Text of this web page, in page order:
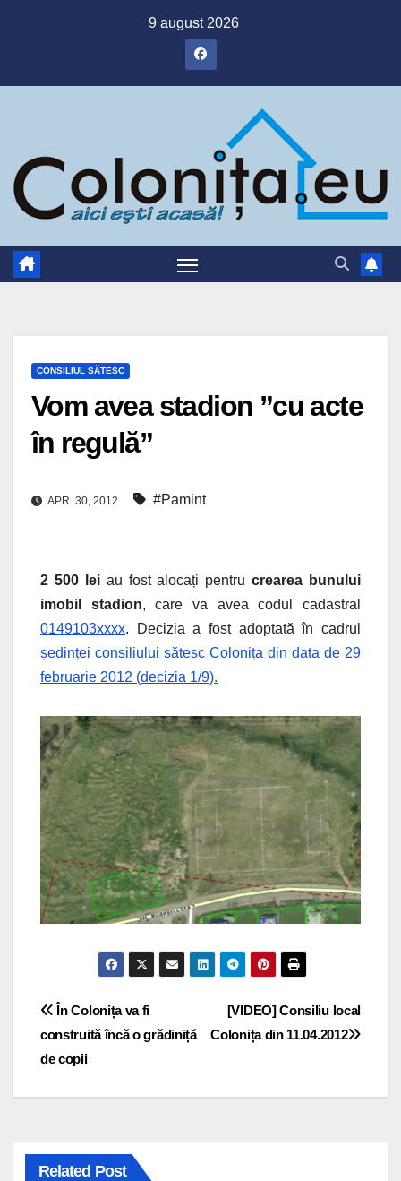
9 august 2026
CONSILIUL SĂTESC
Vom avea stadion ”cu acte
în regulă”
APR. 30, 2012 #Pamint
2 500 leiau fost alocați pentrucrearea bunului
imobil stadion, care va avea codul cadastral
0149103xxxx. Decizia a fost adoptată în cadrul
ședinței consiliului sătesc Colonița din data de 29
februarie 2012 (decizia 1/9).
Navigare
în
articole
[VIDEO] Consiliu local
Colonița din 11.04.2012
În Colonița va fi
construită încă o grădiniță
de copii
Related Post